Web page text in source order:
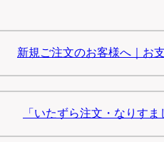
新規ご注文のお客様へ｜お
「いたずら注文・なりす